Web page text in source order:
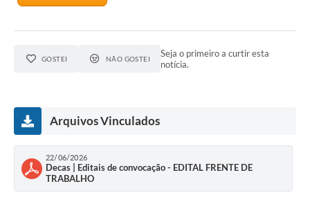
GOSTEI NÃO GOSTEI
Seja o primeiro a curtir esta
notícia.
Arquivos Vinculados
22/06/2026
Decas | Editais de convocação - EDITAL FRENTE DE
TRABALHO